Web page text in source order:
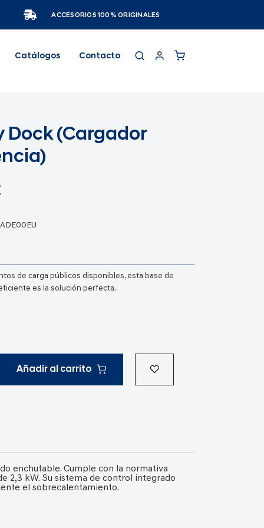
ACCESORIOS 100% ORIGINALES
Catálogos Contacto
Dock (Cargador
de carga públicos disponibles, esta base de
es la solución perfecta.
Añadir al carrito
enchufable. Cumple con la normativa
2,3 kW. Su sistema de control integrado
el sobrecalentamiento.